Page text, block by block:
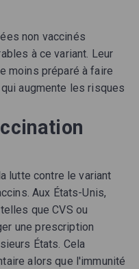
non vaccinés
à ce variant. Leur
moins préparé à faire
augmente les risques
lutte contre le variant
Aux États-Unis,
que CVS ou
une prescription
États. Cela
alors que l'immunité